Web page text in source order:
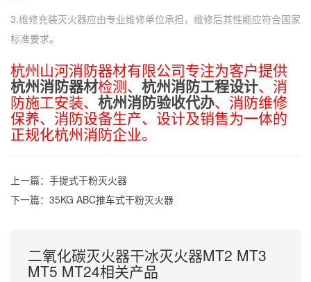
3.维修充装灭火器应由专业维修单位承担，维修后其性能应符合国家
标准要求。
杭州山河消防器材有限公司专注为客户提供
杭州消防器材检测、 杭州消防工程设计、消
防施工安装、 杭州消防验收代办、消防维修
保养、消防设备生产、设计及销售为一体的
正规化杭州消防企业。
上一篇： 手提式干粉灭火器
下一篇： 35KG ABC推车式干粉灭火器
二氧化碳灭火器干冰灭火器MT2 MT3
MT5 MT24相关产品